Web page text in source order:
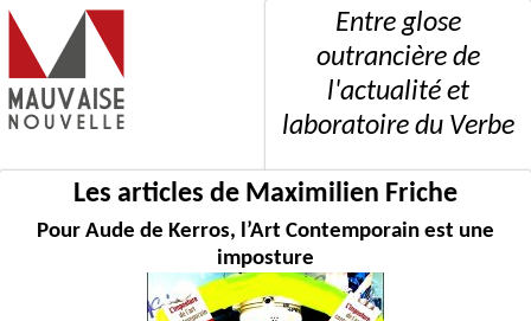
Entre glose
outrancière de
l'actualité et
laboratoire du Verbe
Les articles de Maximilien Friche
Pour Aude de Kerros, l’Art Contemporain est une
imposture